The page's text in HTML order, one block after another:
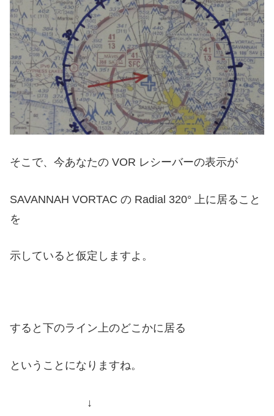
そこで、今あなたの VOR レシーバーの表示が
SAVANNAH VORTAC の Radial 320° 上に 居ること
を
示していると仮定しますよ。
すると下のライン上のどこかに居る
ということになりますね。
↓